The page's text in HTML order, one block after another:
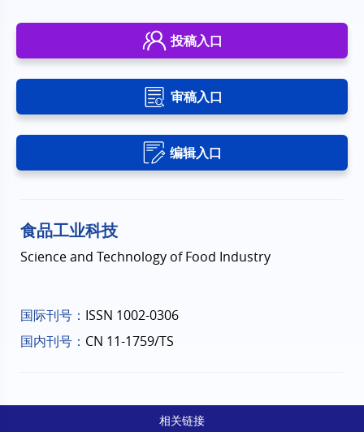
投稿入口
审稿入口
编辑入口
食品工业科技
Science and Technology of Food Industry
国际刊号： ISSN 1002-0306
国内刊号： CN 11-1759/TS
相关链接